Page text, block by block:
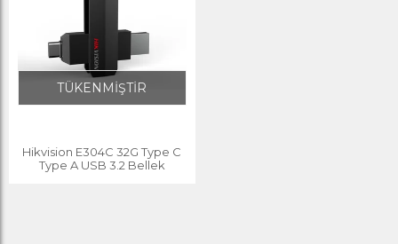
TÜKENMİŞTİR
Hikvision E304C 32G Type C
Type A USB 3.2 Bellek